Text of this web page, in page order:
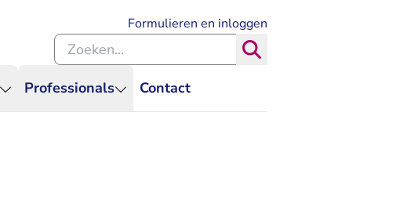
Professionals Contact
Formulieren en inloggen
Zoeken binnen de Rechtspraak